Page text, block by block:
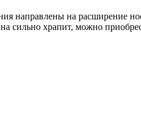
направлены на
сильно храпит, можно